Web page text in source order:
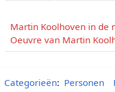
Martin Koolhoven in de
Oeuvre van Martin
Categorieën: Personen